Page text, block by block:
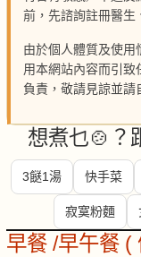
前，先諮詢註冊醫生
由於個人體質及使
用本網站內容而引
負責，敬請見諒並請
想煮乜🍲？
3餸1湯 快手菜
寂寞粉麵
早餐 /早午餐 (